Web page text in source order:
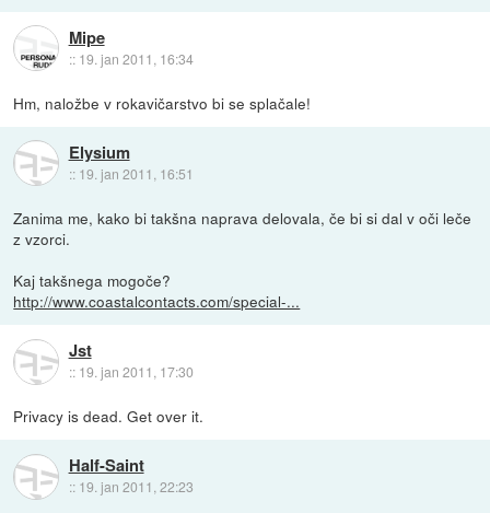
Mipe
:: 19. jan 2011, 16:34
Hm, naložbe v rokavičarstvo bi se splačale!
Elysium
:: 19. jan 2011, 16:51
Zanima me, kako bi takšna naprava delovala, če bi si dal v oči leče
z vzorci.
Kaj takšnega mogoče?
http://www.coastalcontacts.com/special-...
Jst
:: 19. jan 2011, 17:30
Privacy is dead. Get over it.
Half-Saint
:: 19. jan 2011, 22:23